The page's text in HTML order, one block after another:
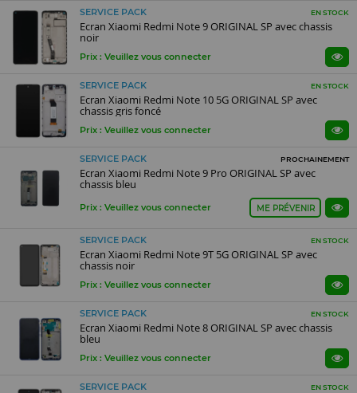
SERVICE PACK EN STOCK
Ecran Xiaomi Redmi Note 9 ORIGINAL SP avec chassis
noir
Prix : Veuillez vous connecter
SERVICE PACK EN STOCK
Ecran Xiaomi Redmi Note 10 5G ORIGINAL SP avec
chassis gris foncé
Prix : Veuillez vous connecter
SERVICE PACK PROCHAINEMENT
Ecran Xiaomi Redmi Note 9 Pro ORIGINAL SP avec
chassis bleu
Prix : Veuillez vous connecter ME PRÉVENIR
SERVICE PACK EN STOCK
Ecran Xiaomi Redmi Note 9T 5G ORIGINAL SP avec
chassis noir
Prix : Veuillez vous connecter
SERVICE PACK EN STOCK
Ecran Xiaomi Redmi Note 8 ORIGINAL SP avec chassis
bleu
Prix : Veuillez vous connecter
SERVICE PACK EN STOCK